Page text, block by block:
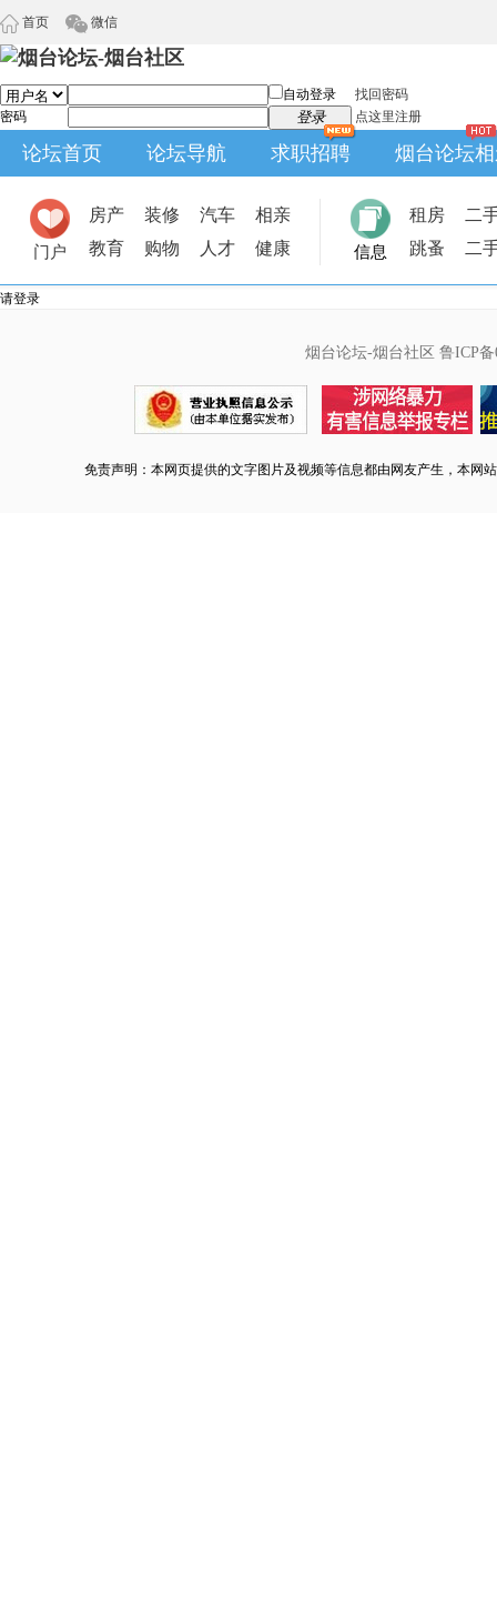
首页 微信
自动登录
找回密码
密码
登录 点这里注册
论坛首页 论坛导航 求职招聘 烟台论坛
门户
房产 装修 汽车
相亲
教育
购物 人才 健康 信息
租房
二
跳蚤
二
请登录
烟台论坛-烟台社区 鲁ICP备
免责声明：本网页提供的文字图片及视频等信息都由网友产生，本网